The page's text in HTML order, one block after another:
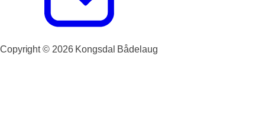
Copyright © 2026Kongsdal Bådelaug